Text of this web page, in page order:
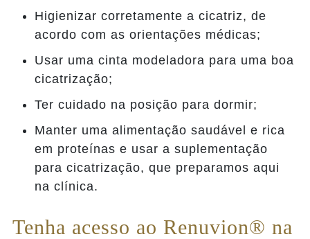
Higienizar corretamente a cicatriz, de
acordo com as orientações médicas;
Usar uma cinta modeladora para uma boa
cicatrização;
Ter cuidado na posição para dormir;
Manter uma alimentação saudável e rica
em proteínas e usar a suplementação
para cicatrização, que preparamos aqui
na clínica.
Tenha acesso ao Renuvion® na